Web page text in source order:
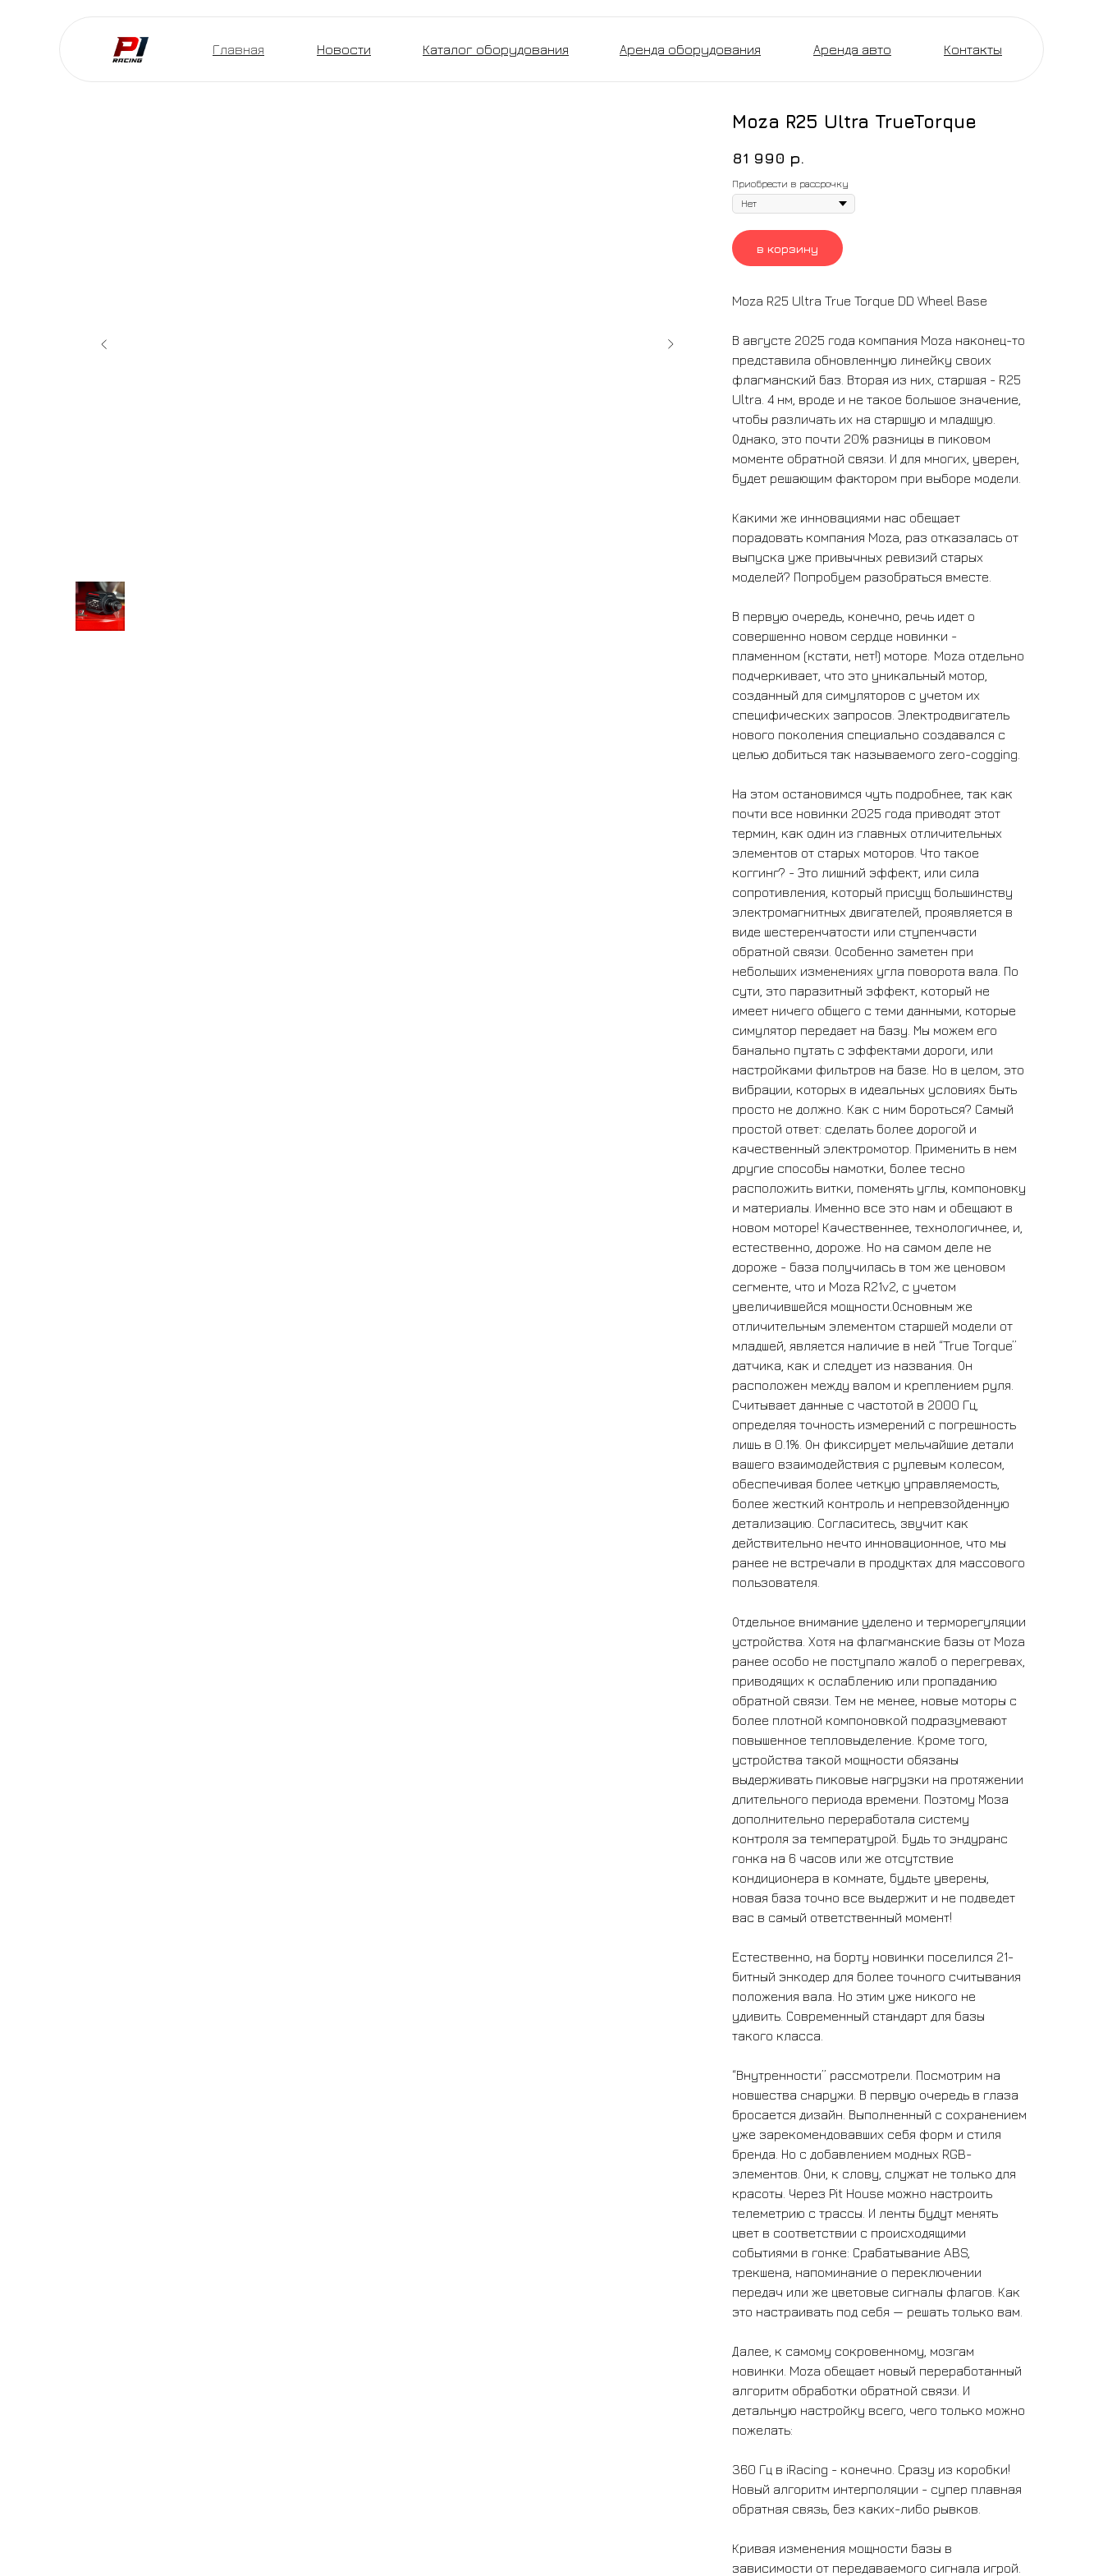
Главная Каталог оборудования Аренда оборудования Аренда авто
Новости Контакты
Moza R25 Ultra TrueTorque
81 990 р.
Приобрести в рассрочку
в корзину
Moza R25 Ultra True Torque DD Wheel Base
В августе 2025 года компания Moza наконец-то
представила обновленную линейку своих
флагманский баз. Вторая из них, старшая - R25
Ultra. 4 нм, вроде и не такое большое значение,
чтобы различать их на старшую и младшую.
Однако, это почти 20% разницы в пиковом
моменте обратной связи. И для многих, уверен,
будет решающим фактором при выборе модели.
Какими же инновациями нас обещает
порадовать компания Moza, раз отказалась от
выпуска уже привычных ревизий старых
моделей? Попробуем разобраться вместе.
В первую очередь, конечно, речь идет о
совершенно новом сердце новинки -
пламенном (кстати, нет!) моторе. Moza отдельно
подчеркивает, что это уникальный мотор,
созданный для симуляторов с учетом их
специфических запросов. Электродвигатель
нового поколения специально создавался с
целью добиться так называемого zero-cogging.
На этом остановимся чуть подробнее, так как
почти все новинки 2025 года приводят этот
термин, как один из главных отличительных
элементов от старых моторов. Что такое
коггинг? - Это лишний эффект, или сила
сопротивления, который присущ большинству
электромагнитных двигателей, проявляется в
виде шестеренчатости или ступенчасти
обратной связи. Особенно заметен при
небольших изменениях угла поворота вала. По
сути, это паразитный эффект, который не
имеет ничего общего с теми данными, которые
симулятор передает на базу. Мы можем его
банально путать с эффектами дороги, или
настройками фильтров на базе. Но в целом, это
вибрации, которых в идеальных условиях быть
просто не должно. Как с ним бороться? Самый
простой ответ: сделать более дорогой и
качественный электромотор. Применить в нем
другие способы намотки, более тесно
расположить витки, поменять углы, компоновку
и материалы. Именно все это нам и обещают в
новом моторе! Качественнее, технологичнее, и,
естественно, дороже. Но на самом деле не
дороже - база получилась в том же ценовом
сегменте, что и Moza R21v2, с учетом
увеличившейся мощности.Основным же
отличительным элементом старшей модели от
младшей, является наличие в ней “True Torque”
датчика, как и следует из названия. Он
расположен между валом и креплением руля.
Считывает данные с частотой в 2000 Гц,
определяя точность измерений с погрешность
лишь в 0.1%. Он фиксирует мельчайшие детали
вашего взаимодействия с рулевым колесом,
обеспечивая более четкую управляемость,
более жесткий контроль и непревзойденную
детализацию. Согласитесь, звучит как
действительно нечто инновационное, что мы
ранее не встречали в продуктах для массового
пользователя.
Отдельное внимание уделено и терморегуляции
устройства. Хотя на флагманские базы от Moza
ранее особо не поступало жалоб о перегревах,
приводящих к ослаблению или пропаданию
обратной связи. Тем не менее, новые моторы с
более плотной компоновкой подразумевают
повышенное тепловыделение. Кроме того,
устройства такой мощности обязаны
выдерживать пиковые нагрузки на протяжении
длительного периода времени. Поэтому Моза
дополнительно переработала систему
контроля за температурой. Будь то эндуранс
гонка на 6 часов или же отсутствие
кондиционера в комнате, будьте уверены,
новая база точно все выдержит и не подведет
вас в самый ответственный момент!
Естественно, на борту новинки поселился 21-
битный энкодер для более точного считывания
положения вала. Но этим уже никого не
удивить. Современный стандарт для базы
такого класса.
“Внутренности” рассмотрели. Посмотрим на
новшества снаружи. В первую очередь в глаза
бросается дизайн. Выполненный с сохранением
уже зарекомендовавших себя форм и стиля
бренда. Но с добавлением модных RGB-
элементов. Они, к слову, служат не только для
красоты. Через Pit House можно настроить
телеметрию с трассы. И ленты будут менять
цвет в соответствии с происходящими
событиями в гонке: Срабатывание ABS,
трекшена, напоминание о переключении
передач или же цветовые сигналы флагов. Как
это настраивать под себя — решать только вам.
Далее, к самому сокровенному, мозгам
новинки. Moza обещает новый переработанный
алгоритм обработки обратной связи. И
детальную настройку всего, чего только можно
пожелать:
360 Гц в iRacing - конечно. Сразу из коробки!
Новый алгоритм интерполяции - супер плавная
обратная связь, без каких-либо рывков.
Кривая изменения мощности базы в
зависимости от передаваемого сигнала игрой.